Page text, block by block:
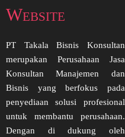
Website
PT Takala Bisnis Konsultan
merupakan Perusahaan Jasa
Konsultan Manajemen dan
Bisnis yang berfokus pada
penyediaan solusi profesional
untuk membantu perusahaan.
Dengan di dukung oleh